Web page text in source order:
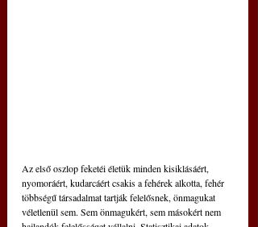
Az első oszlop feketéi életük minden kisiklásáért,
nyomoráért, kudarcáért csakis a fehérek alkotta, fehér
többségű társadalmat tartják felelősnek, önmagukat
véletlenül sem. Sem önmagukért, sem másokért nem